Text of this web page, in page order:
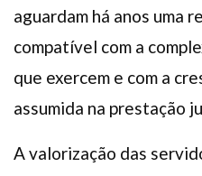
aguardam há anos uma
compatível com a
que exercem e com a
assumida na prestação
A valorização das